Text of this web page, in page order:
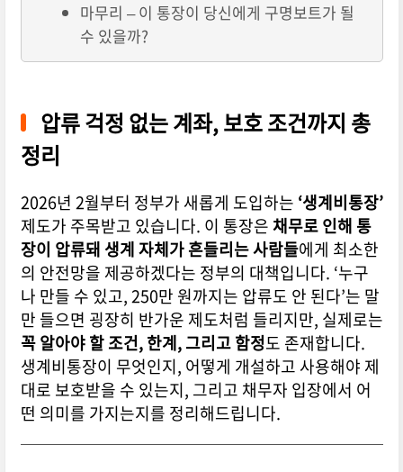
마무리 – 이 통장이 당신에게 구명보트가 될
수 있을까?
압류 걱정 없는 계좌, 보호 조건까지 총
정리
2026년 2월부터 정부가 새롭게 도입하는 ‘생계비통장’
제도가 주목받고 있습니다. 이 통장은채무로 인해 통
장이 압류돼 생계 자체가 흔들리는 사람들에게 최소한
의 안전망을 제공하겠다는 정부의 대책입니다. ‘누구
나 만들 수 있고, 250만 원까지는 압류도 안 된다’는 말
만 들으면 굉장히 반가운 제도처럼 들리지만, 실제로는
꼭 알아야 할 조건, 한계, 그리고 함정도 존재합니다.
생계비통장이 무엇인지, 어떻게 개설하고 사용해야 제
대로 보호받을 수 있는지, 그리고 채무자 입장에서 어
떤 의미를 가지는지를 정리해드립니다.